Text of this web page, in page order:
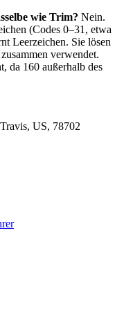
wie Trim? Nein.
(Codes 0–31, etwa
Leerzeichen. Sie lösen
verwendet.
da 160 außerhalb des
US, 78702